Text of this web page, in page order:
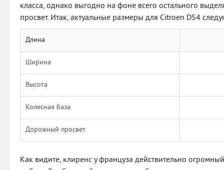
класса, однако выгодно на фоне всего остального
просвет. Итак, актуальные размеры для Citroen DS4
Длина
Ширина
Высота
Колесная база
Дорожный просвет
Как видите, клиренс у француза действительно